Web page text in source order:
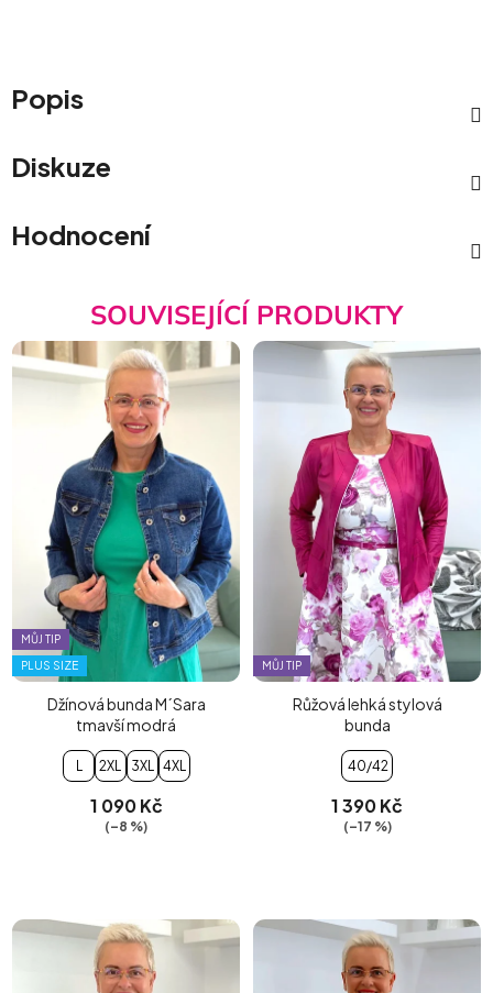
Popis
Diskuze
Hodnocení
SOUVISEJÍCÍ PRODUKTY
MŮJ TIP
PLUS SIZE
Džínová bunda M´Sara
tmavší modrá
L 2XL 3XL 4XL
1 090 Kč
(–8 %)
MŮJ TIP
Růžová lehká stylová
bunda
40/42
1 390 Kč
(–17 %)